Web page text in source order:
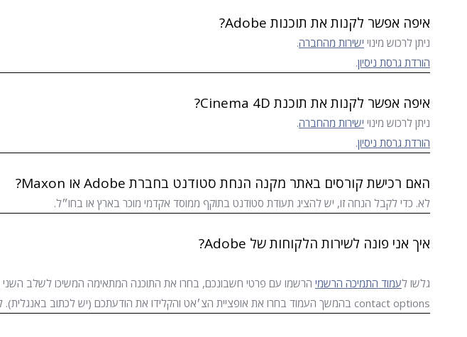
איפה אפשר לקנות את תוכנות Adobe?
ניתן לרכוש מינוי ישירות מהחברה.
הורדת גרסת ניסיון.
איפה אפשר לקנות את תוכנת Cinema 4D?
ניתן לרכוש מינוי ישירות מהחברה.
הורדת גרסת ניסיון.
האם רכישת קורסים באתר מקנה הנחת סטודנט בחברת Adobe או Maxon?
לא. כדי לקבל הנחה זו, יש להציג תעודת סטודנט בתוקף ממוסד אקדמי מוכר בארץ או בחו״ל.
איך אני פונה לשירות הלקוחות של Adobe?
גלשו לעמוד התמיכה הרשמי
contact options בהמשך העמוד בחרו את אופציית הצ׳אט והקלידו את הודעתכם (יש לכתוב באנגלית). לאדובי יש כלי אבחון מתקדמים והם מצליחים לפתור את התקלות מרחוק ביעילות.